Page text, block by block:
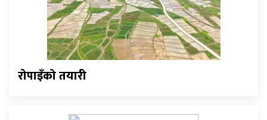
रोपाइँको तयारी